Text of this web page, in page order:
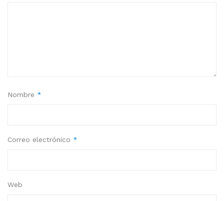
Nombre *
Correo electrónico *
Web